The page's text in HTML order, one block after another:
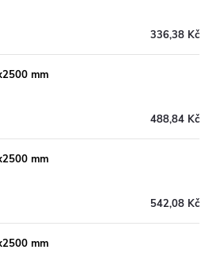
336,38 Kč
mm
488,84 Kč
mm
542,08 Kč
mm